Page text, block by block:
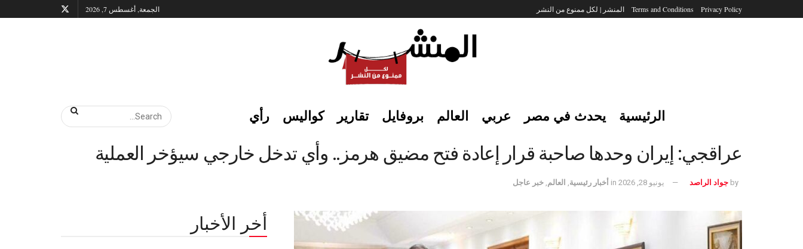
Privacy Policy
Terms and Conditions المنشر | لكل ممنوع من النشر الجمعة, أغسطس 7, 2026
الرئيسية يحدث في مصر عربي العالم بروفايل تقارير كواليس رأي
عراقجي: إيران وحدها صاحبة قرار إعادة فتح مضيق هرمز.. وأي تدخل خارجي سيؤخر العملية
by جواد الراصد يونيو 28, 2026 in أخبار رئيسية العالم خبر عاجل
أخر الأخبار